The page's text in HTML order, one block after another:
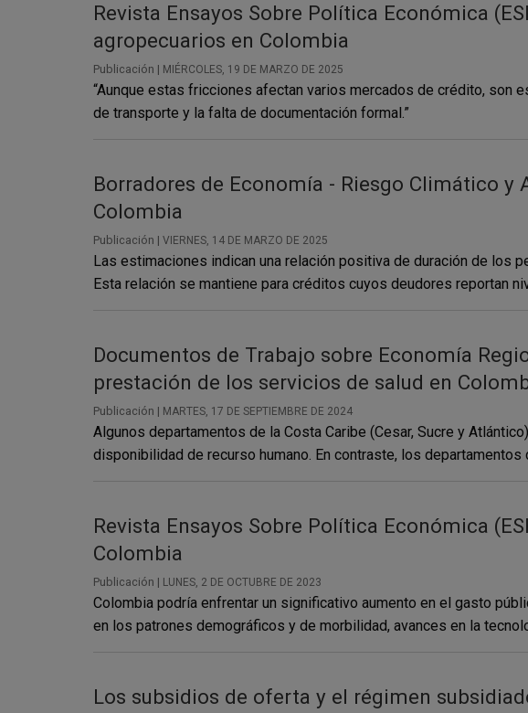
Revista Ensayos Sobre Política Económica
agropecuarios en Colombia
Publicación | MIÉRCOLES, 19 DE MARZO DE 2025
“Aunque estas fricciones afectan varios mercados de crédito,
de transporte y la falta de documentación formal.”
Borradores de Economía - Riesgo Climático y
Colombia
Publicación | VIERNES, 14 DE MARZO DE 2025
Las estimaciones indican una relación positiva de duración de los
Esta relación se mantiene para créditos cuyos deudores reportan
Documentos de Trabajo sobre Economía
prestación de los servicios de salud en
Publicación | MARTES, 17 DE SEPTIEMBRE DE 2024
Algunos departamentos de la Costa Caribe (Cesar, Sucre y
disponibilidad de recurso humano. En contraste, los
Revista Ensayos Sobre Política Económica
Colombia
Publicación | LUNES, 2 DE OCTUBRE DE 2023
Colombia podría enfrentar un significativo aumento en el gasto
en los patrones demográficos y de morbilidad, avances en la
Los subsidios de oferta y el régimen